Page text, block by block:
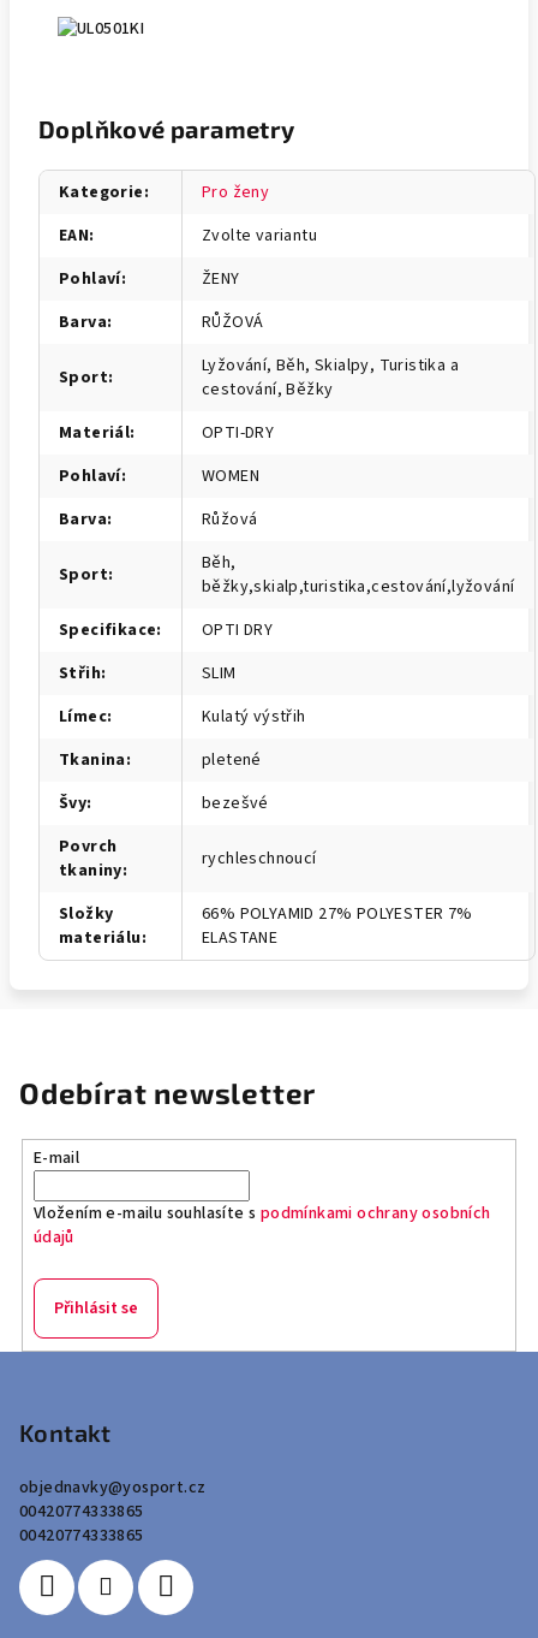
Doplňkové parametry
Kategorie:
Pro ženy
EAN:
Zvolte variantu
Pohlaví:
ŽENY
Barva: RŮŽOVÁ
Sport:
Lyžování, Běh, Skialpy, Turistika a
cestování, Běžky
Materiál:
OPTI-DRY
Pohlaví:
WOMEN
Barva: Růžová
Sport:
Běh,
běžky,skialp,turistika,cestování,lyžování
Specifikace:
OPTI DRY
Střih:
SLIM
Límec:
Kulatý výstřih
Tkanina:
pletené
Švy:
bezešvé
Povrch
tkaniny: rychleschnoucí
Složky
materiálu:
66% POLYAMID 27% POLYESTER 7%
ELASTANE
Odebírat newsletter
E-mail
Vložením e-mailu souhlasíte s podmínkami ochrany osobních
údajů
Přihlásit se
Kontakt
objednavky@yosport.cz
00420774333865
00420774333865